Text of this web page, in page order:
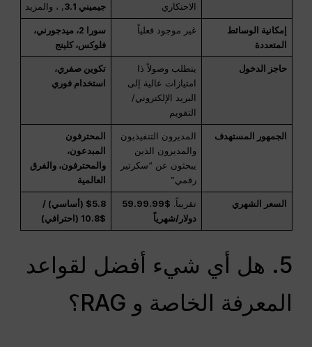
الاحتكاري
جيميني 3.1
, ، والمزيد
إمكانية الوسائط
المتعددة
غير موجود فعلياً
سورا 2، ميدجورني،
فلوكس، كلينج
حاجز الدخول
يتطلب وصولاً ذا
امتيازات عالية إلى
البريد الإلكتروني/
التقويم
تكوين صفري،
استخدام فوري
الجمهور المستهدف
المديرون التنفيذيون
والمديرون الذين
يبحثون عن “سكرتير
رقمي”
المحترفون
المبدعون،
والمحترفون، والفرق
العالمية
السعر الشهري تقريباً.
$59.99.99
دولار/شهرياً
$5.8 (أساسي) /
$10.8 (احترافي)
5. هل أي شيء أفضل لقواعد
المعرفة الخاصة و RAG؟